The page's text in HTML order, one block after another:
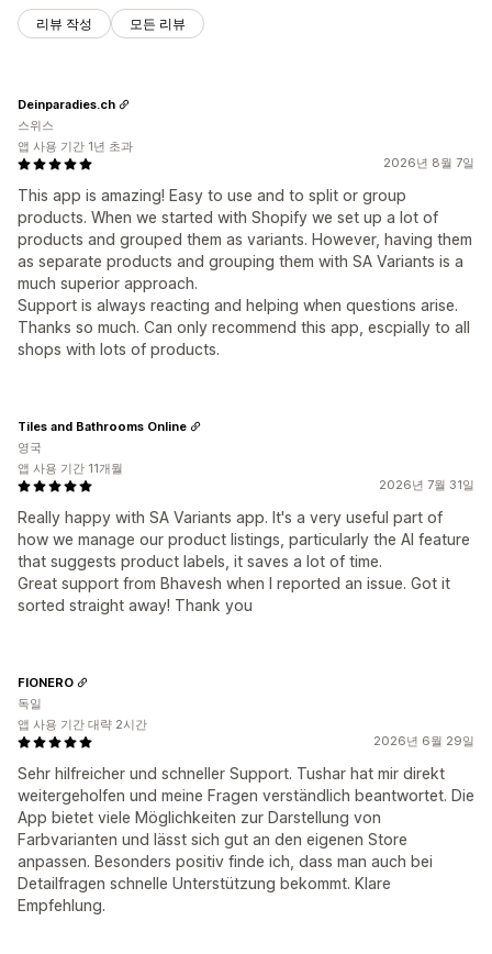
리뷰 작성 모든 리뷰
2026년 8월 7일
This app is amazing! Easy to use and to split or group
products. When we started with Shopify we set up a lot of
products and grouped them as variants. However, having them
as separate products and grouping them with SA Variants is a
much superior approach.
Support is always reacting and helping when questions arise.
Thanks so much. Can only recommend this app, escpially to all
shops with lots of products.
Deinparadies.ch
스위스
앱 사용 기간 1년 초과
2026년 7월 31일
Really happy with SA Variants app. It's a very useful part of
how we manage our product listings, particularly the AI feature
that suggests product labels, it saves a lot of time.
Great support from Bhavesh when I reported an issue. Got it
sorted straight away! Thank you
Tiles and Bathrooms Online
영국
앱 사용 기간 11개월
2026년 6월 29일
Sehr hilfreicher und schneller Support. Tushar hat mir direkt
weitergeholfen und meine Fragen verständlich beantwortet. Die
App bietet viele Möglichkeiten zur Darstellung von
Farbvarianten und lässt sich gut an den eigenen Store
anpassen. Besonders positiv finde ich, dass man auch bei
Detailfragen schnelle Unterstützung bekommt. Klare
Empfehlung.
FIONERO
독일
앱 사용 기간 대략 2시간